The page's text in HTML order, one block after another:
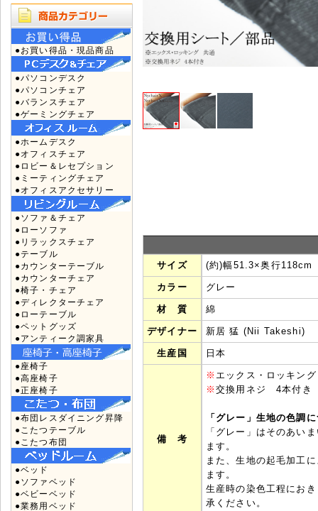
●お買い得品・現品商品
●パソコンデスク
●パソコンチェア
●バランスチェア
●ゲーミングチェア
●ホームデスク
●オフィスチェア
●ロビー＆レセプション
●ミーティングチェア
●オフィスアクセサリー
●ソファ＆チェア
●ローソファ
●リラックスチェア
●テーブル
●カウンターテーブル
●カウンターチェア
●椅子・チェア
●ディレクターチェア
●ローテーブル
●ペットグッズ
●アンティーク調家具
●座椅子
●高座椅子
●正座椅子
●布団レスダイニング昇降
●こたつテーブル
●こたつ布団
●ベッド
●ソファベッド
●ベビーベッド
●業務用ベッド
サイズ (約)幅51.3×奥行118cm
カラー グレー
材 質 綿
デザイナー 新居 猛 (Nii Takeshi)
生産国 日本
備 考
※ エックス・ロッキン
※交換用ネジ 4本付き
「グレー」生地の色調
「グレー」はそのあい
ます。
また、生地の起毛加工
ます。
生産時の染色工程にお
承ください。